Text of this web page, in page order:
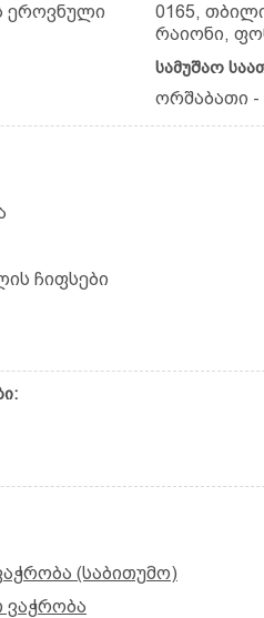
ეროვნული
0165,
რაიონი,
სამუშაო
ორშაბათი -
ჩიფსები
(საბითუმო)
ვაჭრობა